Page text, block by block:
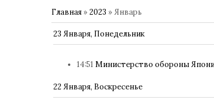
Главная »2023 »Январь
23 Января, Понедельник
14:51 Министерство обороны
22 Января, Воскресенье